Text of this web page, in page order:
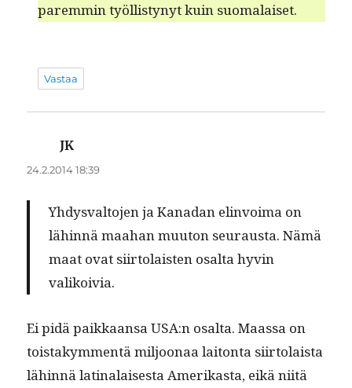
parem­min työl­listynyt kuin suomalaiset.
Vastaa
JK
24.2.2014 18:39
Yhdys­val­to­jen ja Kanadan elin­voima on
lähin­nä maa­han muu­ton seu­raus­ta. Nämä
maat ovat siir­to­lais­ten osalta hyvin
valikoivia.
Ei pidä paikkaansa USA:n osalta. Maas­sa on
tois­takym­men­tä miljoon­aa laiton­ta siir­to­laista
lähin­nä lati­nalais­es­ta Amerikas­ta, eikä niitä